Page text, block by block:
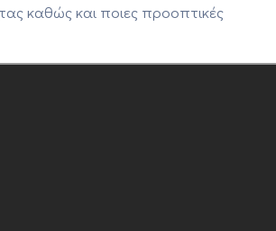
καθώς και ποιες προοπτικές